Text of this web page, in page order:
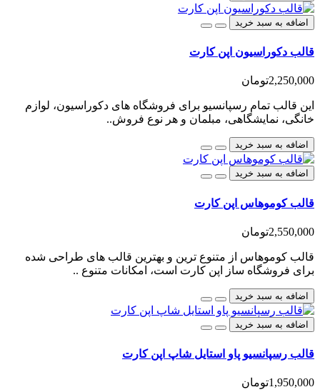
اضافه به سبد خرید
قالب دکوراسیون اپن کارت
2,250,000تومان
این قالب تمام رسپانسیو برای فروشگاه های دکوراسیون، لوازم
خانگی، نمایشگاهی، مبلمان و هر نوع فروش..
اضافه به سبد خرید
اضافه به سبد خرید
قالب کوموهاس اپن کارت
2,550,000تومان
قالب کوموهاس از متنوع ترین و بهترین قالب های طراحی شده
برای فروشگاه ساز اپن کارت است، امکانات متنوع ..
اضافه به سبد خرید
اضافه به سبد خرید
قالب رسپانسیو پاو استایل شاپ اپن کارت
1,950,000تومان